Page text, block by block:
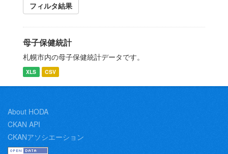
フィルタ結果
母子保健統計
札幌市内の母子保健統計データです。
XLS CSV
About HODA
CKAN API
CKANアソシエーション